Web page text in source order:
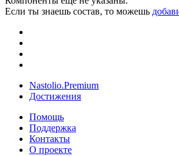
Если ты знаешь состав, то можешь
Nastolio.Premium
Достижения
Помощь
Поддержка
Контакты
О проекте